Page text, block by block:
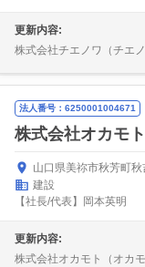
更新内容:
株式会社チエノワ（チエ
法人番号：6250001004671
株式会社オカモト
山口県美祢市秋芳町
建設
【社長/代表】岡本英明
更新内容:
株式会社オカモト（オカ